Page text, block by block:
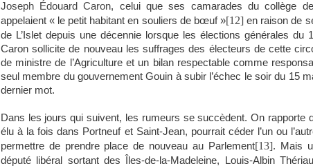
Joseph Édouard Caron, celui que ses camarades du collège de
appelaient « le petit habitant en souliers de bœuf »[12] en raison de
de L’Islet depuis une décennie lorsque les élections générales du
Caron sollicite de nouveau les suffrages des électeurs de cette
de ministre de l’Agriculture et un bilan respectable comme
seul membre du gouvernement Gouin à subir l’échec le soir du 15
dernier mot.
Dans les jours qui suivent, les rumeurs se succèdent. On rapporte
élu à la fois dans Portneuf et Saint-Jean, pourrait céder l’un ou
permettre de prendre place de nouveau au Parlement[13]. Mais
député libéral sortant des Îles-de-la-Madeleine, Louis-Albin